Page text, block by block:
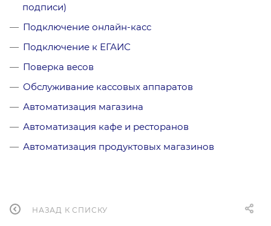
подписи)
Подключение онлайн-касс
Подключение к ЕГАИС
Поверка весов
Обслуживание кассовых аппаратов
Автоматизация магазина
Автоматизация кафе и ресторанов
Автоматизация продуктовых магазинов
НАЗАД К СПИСКУ